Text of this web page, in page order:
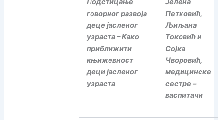
Подстицање
говорног развоја
деце јасленог
узраста – Како
приближити
књижевност
деци јасленог
узраста
Јелена
Петковић,
Љиљана
Токовић и
Сојка
Чворовић,
медицинске
сестре –
васпитачи